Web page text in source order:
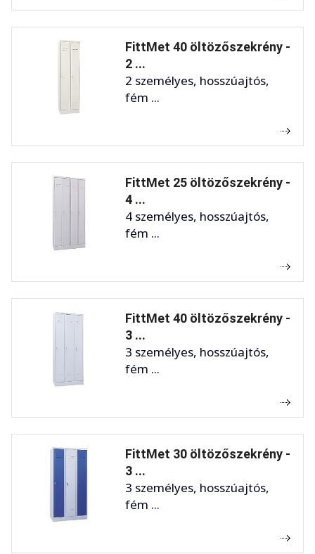
FittMet 40 öltözőszekrény -
2 ...
2 személyes, hosszúajtós,
fém ...
FittMet 25 öltözőszekrény -
4 ...
4 személyes, hosszúajtós,
fém ...
FittMet 40 öltözőszekrény -
3 ...
3 személyes, hosszúajtós,
fém ...
FittMet 30 öltözőszekrény -
3 ...
3 személyes, hosszúajtós,
fém ...